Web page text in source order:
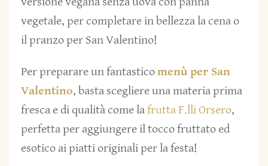
vegetale, per completare in bellezza la cena o
il pranzo per San Valentino!
Per preparare un fantasticomenù per San
Valentino, basta scegliere una materia prima
fresca e di qualità come lafrutta F.lli Orsero,
perfetta per aggiungere il tocco fruttato ed
esotico ai piatti originali per la festa!